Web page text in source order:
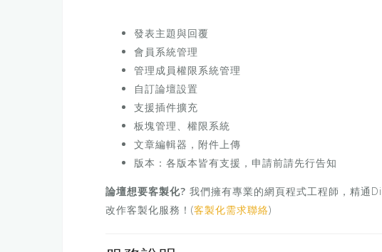
發表主題與回覆
會員系統管理
管理成員權限系統管理
自訂論壇設置
支援插件擴充
板塊管理、權限系統
文章編輯器，附件上傳
版本：各版本皆有支援，申請前請先行告知
論壇想要客製化? 我們擁有專業的網頁程式工程師，精通
改作客製化服務！(客製化需求聯絡)